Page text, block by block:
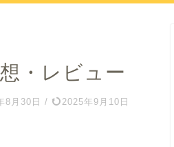
・レビュー
8月30日 / 2025年9月10日